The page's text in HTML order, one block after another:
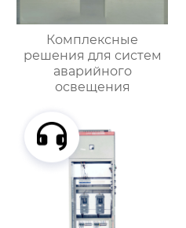
Комплексные
решения для систем
аварийного
освещения